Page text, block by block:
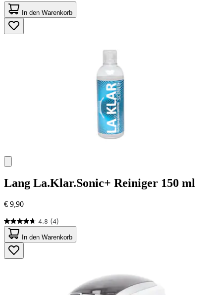
von
5
Sternen.
45
In den Warenkorb
Lang La.Klar.Sonic+ Reiniger 150 ml
€ 9,90
4.8 (4)
4.8
von
5
Sternen.
4
In den Warenkorb